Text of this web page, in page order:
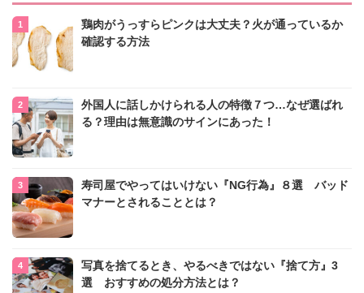
鶏肉がうっすらピンクは大丈夫？火が通っているか
確認する方法
外国人に話しかけられる人の特徴７つ…なぜ選ばれ
る？理由は無意識のサインにあった！
寿司屋でやってはいけない『NG行為』８選 バッド
マナーとされることとは？
写真を捨てるとき、やるべきではない『捨て方』3
選 おすすめの処分方法とは？